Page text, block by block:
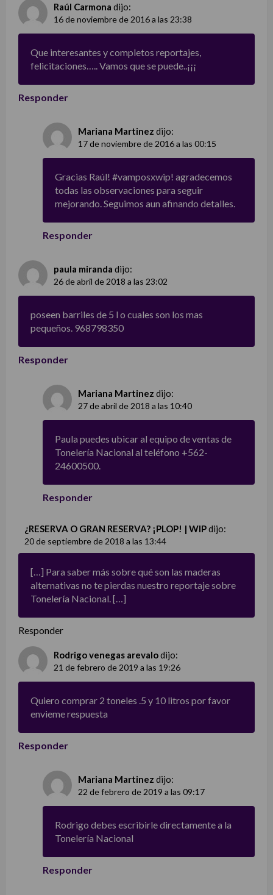
Raúl Carmona dijo:
16 de noviembre de 2016 a las 23:38
Que interesantes y completos reportajes,
felicitaciones….. Vamos que se puede..¡¡¡
Responder
Mariana Martinez dijo:
17 de noviembre de 2016 a las 00:15
Gracias Raúl! #vamposxwip! agradecemos
todas las observaciones para seguir
mejorando. Seguimos aun afinando detalles.
Responder
paula miranda dijo:
26 de abril de 2018 a las 23:02
poseen barriles de 5 l o cuales son los mas
pequeños. 968798350
Responder
Mariana Martinez dijo:
27 de abril de 2018 a las 10:40
Paula puedes ubicar al equipo de ventas de
Tonelería Nacional al teléfono +562-
24600500.
Responder
¿RESERVA O GRAN RESERVA? ¡PLOP! | WIPdijo:
20 de septiembre de 2018 a las 13:44
[…] Para saber más sobre qué son las maderas
alternativas no te pierdas nuestro reportaje sobre
Tonelería Nacional. […]
Responder
Rodrigo venegas arevalodijo:
21 de febrero de 2019 a las 19:26
Quiero comprar 2 toneles .5 y 10 litros por favor
envieme respuesta
Responder
Mariana Martinez dijo:
22 de febrero de 2019 a las 09:17
Rodrigo debes escribirle directamente a la
Tonelería Nacional
Responder